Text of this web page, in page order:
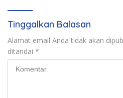
Tinggalkan Balasan
Alamat email Anda tidak akan
ditandai *